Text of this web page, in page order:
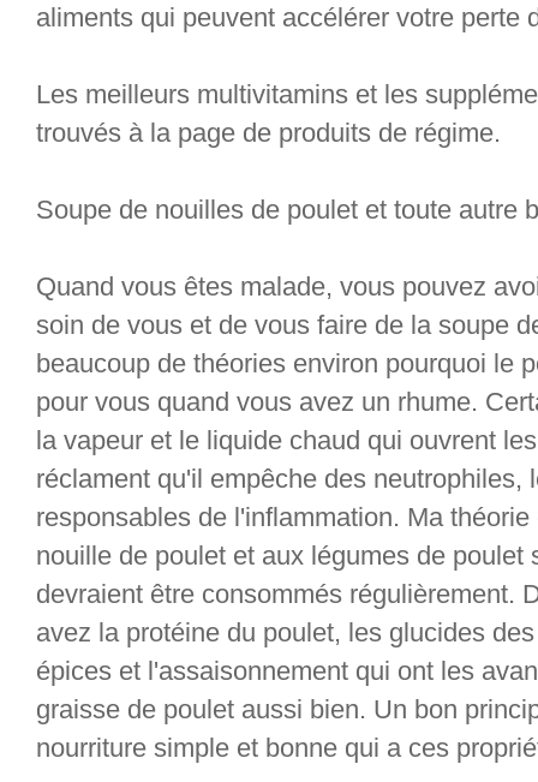
aliments qui peuvent accélérer votre perte
Les meilleurs multivitamins et les
trouvés à la page de produits de régime.
Soupe de nouilles de poulet et toute autre
Quand vous êtes malade, vous pouvez
soin de vous et de vous faire de la soupe
beaucoup de théories environ pourquoi le
pour vous quand vous avez un rhume.
la vapeur et le liquide chaud qui ouvrent
réclament qu'il empêche des neutrophiles,
responsables de l'inflammation. Ma
nouille de poulet et aux légumes de poulet
devraient être consommés régulièrement.
avez la protéine du poulet, les glucides
épices et l'assaisonnement qui ont les
graisse de poulet aussi bien. Un bon
nourriture simple et bonne qui a ces